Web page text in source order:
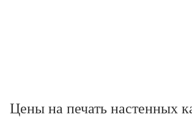
Цены на печать настенных